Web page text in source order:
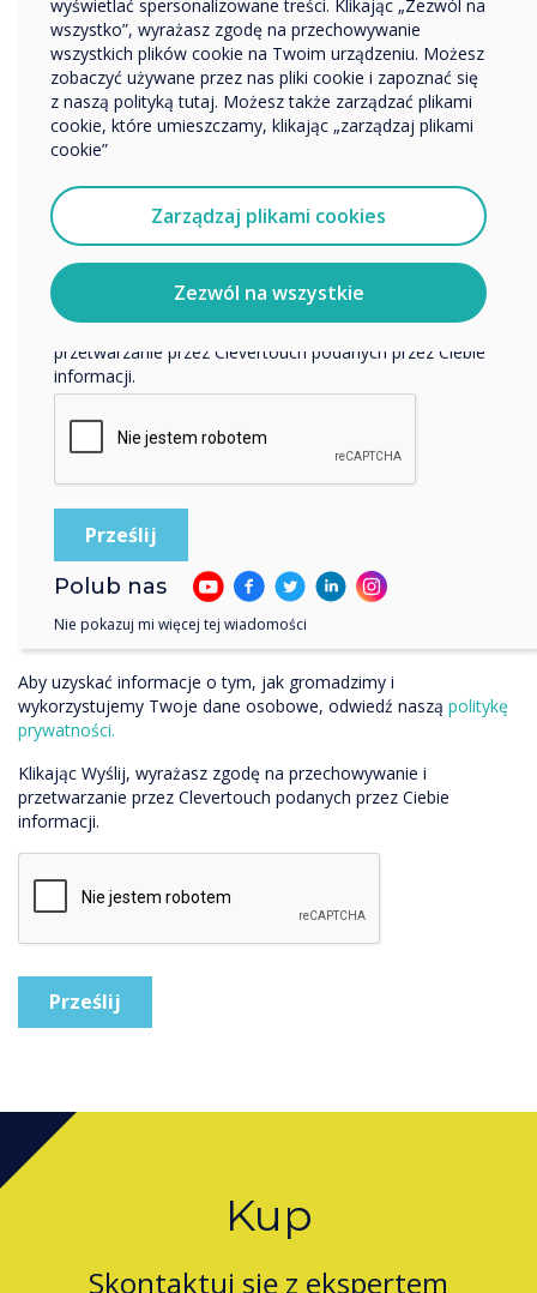
Nazwisko
Nazwa organizacji
Wyrażam zgodę na otrzymywanie informacji od Clevertouch.
Wyrażam zgodę na otrzymywanie informacji od Clevertouch i
jej partnerów w związku z moim zakupem, demo lub
zapytaniem.
Aby uzyskać informacje o tym, jak gromadzimy i
wykorzystujemy Twoje dane osobowe, odwiedź naszą politykę
prywatności.
Klikając Wyślij, wyrażasz zgodę na przechowywanie i
przetwarzanie przez Clevertouch podanych przez Ciebie
informacji.
Kup
Skontaktuj się z ekspertem
wyświetlać spersonalizowane treści. Klikając „Zezwól na
wszystko”, wyrażasz zgodę na przechowywanie
wszystkich plików cookie na Twoim urządzeniu. Możesz
zobaczyć używane przez nas pliki cookie i zapoznać się
z naszą polityką tutaj. Możesz także zarządzać plikami
cookie, które umieszczamy, klikając „zarządzaj plikami
cookie”
Zarządzaj plikami cookies
Zezwól na wszystkie
Chcielibyśmy się z Tobą skontaktować w sprawie
naszych produktów i usług za pośrednictwem poczty
elektronicznej, telefonu lub poczty.
Clevertouch.
Aby uzyskać informacje o tym, jak gromadzimy i
wykorzystujemy Twoje dane osobowe, odwiedź naszą
politykę prywatności.
Klikając Wyślij, wyrażasz zgodę na przechowywanie i
przetwarzanie przez Clevertouch podanych przez Ciebie
informacji.
Polub nas
Nie pokazuj mi więcej tej wiadomości